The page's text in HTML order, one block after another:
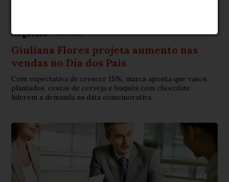
Negócios Há 3 horas
Giuliana Flores projeta aumento nas
vendas no Dia dos Pais
Com expectativa de crescer 15%, marca aponta que vasos
plantados, cestas de cerveja e buquês com chocolate
liderem a demanda na data comemorativa